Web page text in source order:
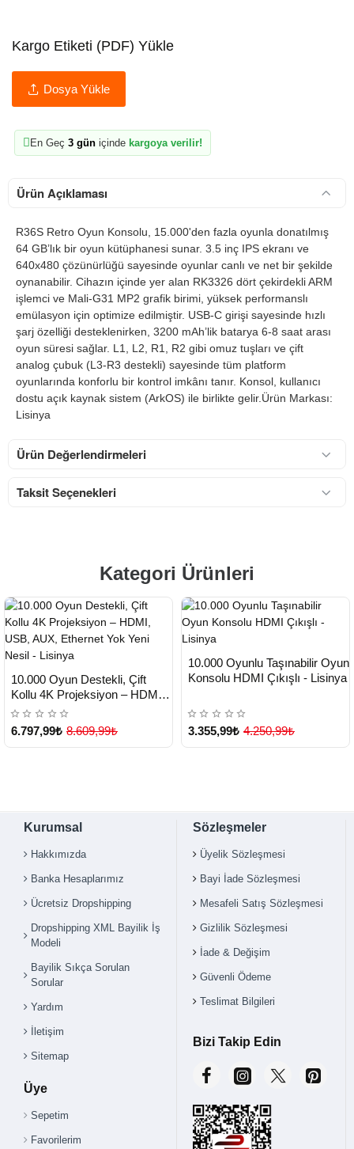
Kargo Etiketi (PDF) Yükle
Dosya Yükle
En Geç 3 gün içinde kargoya verilir!
Ürün Açıklaması
R36S Retro Oyun Konsolu, 15.000'den fazla oyunla donatılmış
64 GB’lık bir oyun kütüphanesi sunar. 3.5 inç IPS ekranı ve
640x480 çözünürlüğü sayesinde oyunlar canlı ve net bir şekilde
oynanabilir. Cihazın içinde yer alan RK3326 dört çekirdekli ARM
işlemci ve Mali-G31 MP2 grafik birimi, yüksek performanslı
emülasyon için optimize edilmiştir. USB-C girişi sayesinde hızlı
şarj özelliği desteklenirken, 3200 mAh’lik batarya 6-8 saat arası
oyun süresi sağlar. L1, L2, R1, R2 gibi omuz tuşları ve çift
analog çubuk (L3-R3 destekli) sayesinde tüm platform
oyunlarında konforlu bir kontrol imkânı tanır. Konsol, kullanıcı
dostu açık kaynak sistem (ArkOS) ile birlikte gelir.Ürün Markası:
Lisinya
Ürün Değerlendirmeleri
Taksit Seçenekleri
Kategori Ürünleri
TESLİMAT
Yeni Ürün
10.000 Oyun Destekli, Çift
Kollu 4K Projeksiyon – HDMI,
USB, AUX, Ethernet Yok Yeni
Nesil - Lisinya
6.797,99₺ 8.609,99₺
TESLİMAT
Çok Satılan Ürün
Yeni Ürün
10.000 Oyunlu Taşınabilir Oyun
Konsolu HDMI Çıkışlı - Lisinya
3.355,99₺ 4.250,99₺
Kurumsal
Hakkımızda
Banka Hesaplarımız
Ücretsiz Dropshipping
Dropshipping XML Bayilik İş
Modeli
Bayilik Sıkça Sorulan
Sorular
Yardım
İletişim
Sitemap
Üye
Sepetim
Favorilerim
Sözleşmeler
Üyelik Sözleşmesi
Bayi İade Sözleşmesi
Mesafeli Satış Sözleşmesi
Gizlilik Sözleşmesi
İade & Değişim
Güvenli Ödeme
Teslimat Bilgileri
Bizi Takip Edin